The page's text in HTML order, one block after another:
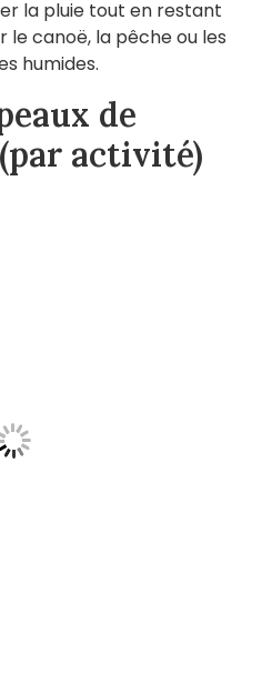
la pluie tout en restant
le canoë, la pêche ou les
humides.
de
activité)